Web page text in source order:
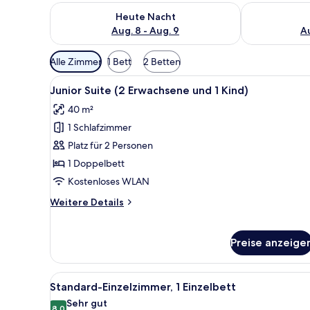
Heute Nacht
Aug. 8 - Aug. 9
Überprüfe die Verfügbarkeit für heute Nacht, Aug. 8
Überprüfe
Verfügbare
Filter
für
Zimmer
Alle Zimmer 1 Bett 2 Betten
Alle
Fotos
für
Junior
Suite
(2
Erwachsene
1
Ein Hotelzimmer mit zwei
4
Junior Suite (2 Erwachsene und 1 Kind)
40 m²
1 Schlafzimmer
Platz für 2 Personen
1 Doppelbett
Kostenloses WLAN
Weitere Details
Weitere
(2
Erwachsene
und
1
Preise
Alle
Fotos
Ein Hotelzimmer mit zwei
6
Standard-Einzelzimmer, 1 Einzelbett
Sehr gut